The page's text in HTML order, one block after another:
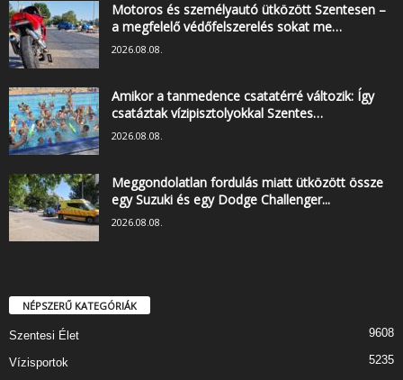
Motoros és személyautó ütközött Szentesen –
a megfelelő védőfelszerelés sokat me…
2026.08.08.
Amikor a tanmedence csatatérré változik: Így
csatáztak vízipisztolyokkal Szentes…
2026.08.08.
Meggondolatlan fordulás miatt ütközött össze
egy Suzuki és egy Dodge Challenger...
2026.08.08.
NÉPSZERŰ KATEGÓRIÁK
Szentesi Élet 9608
Vízisportok 5235